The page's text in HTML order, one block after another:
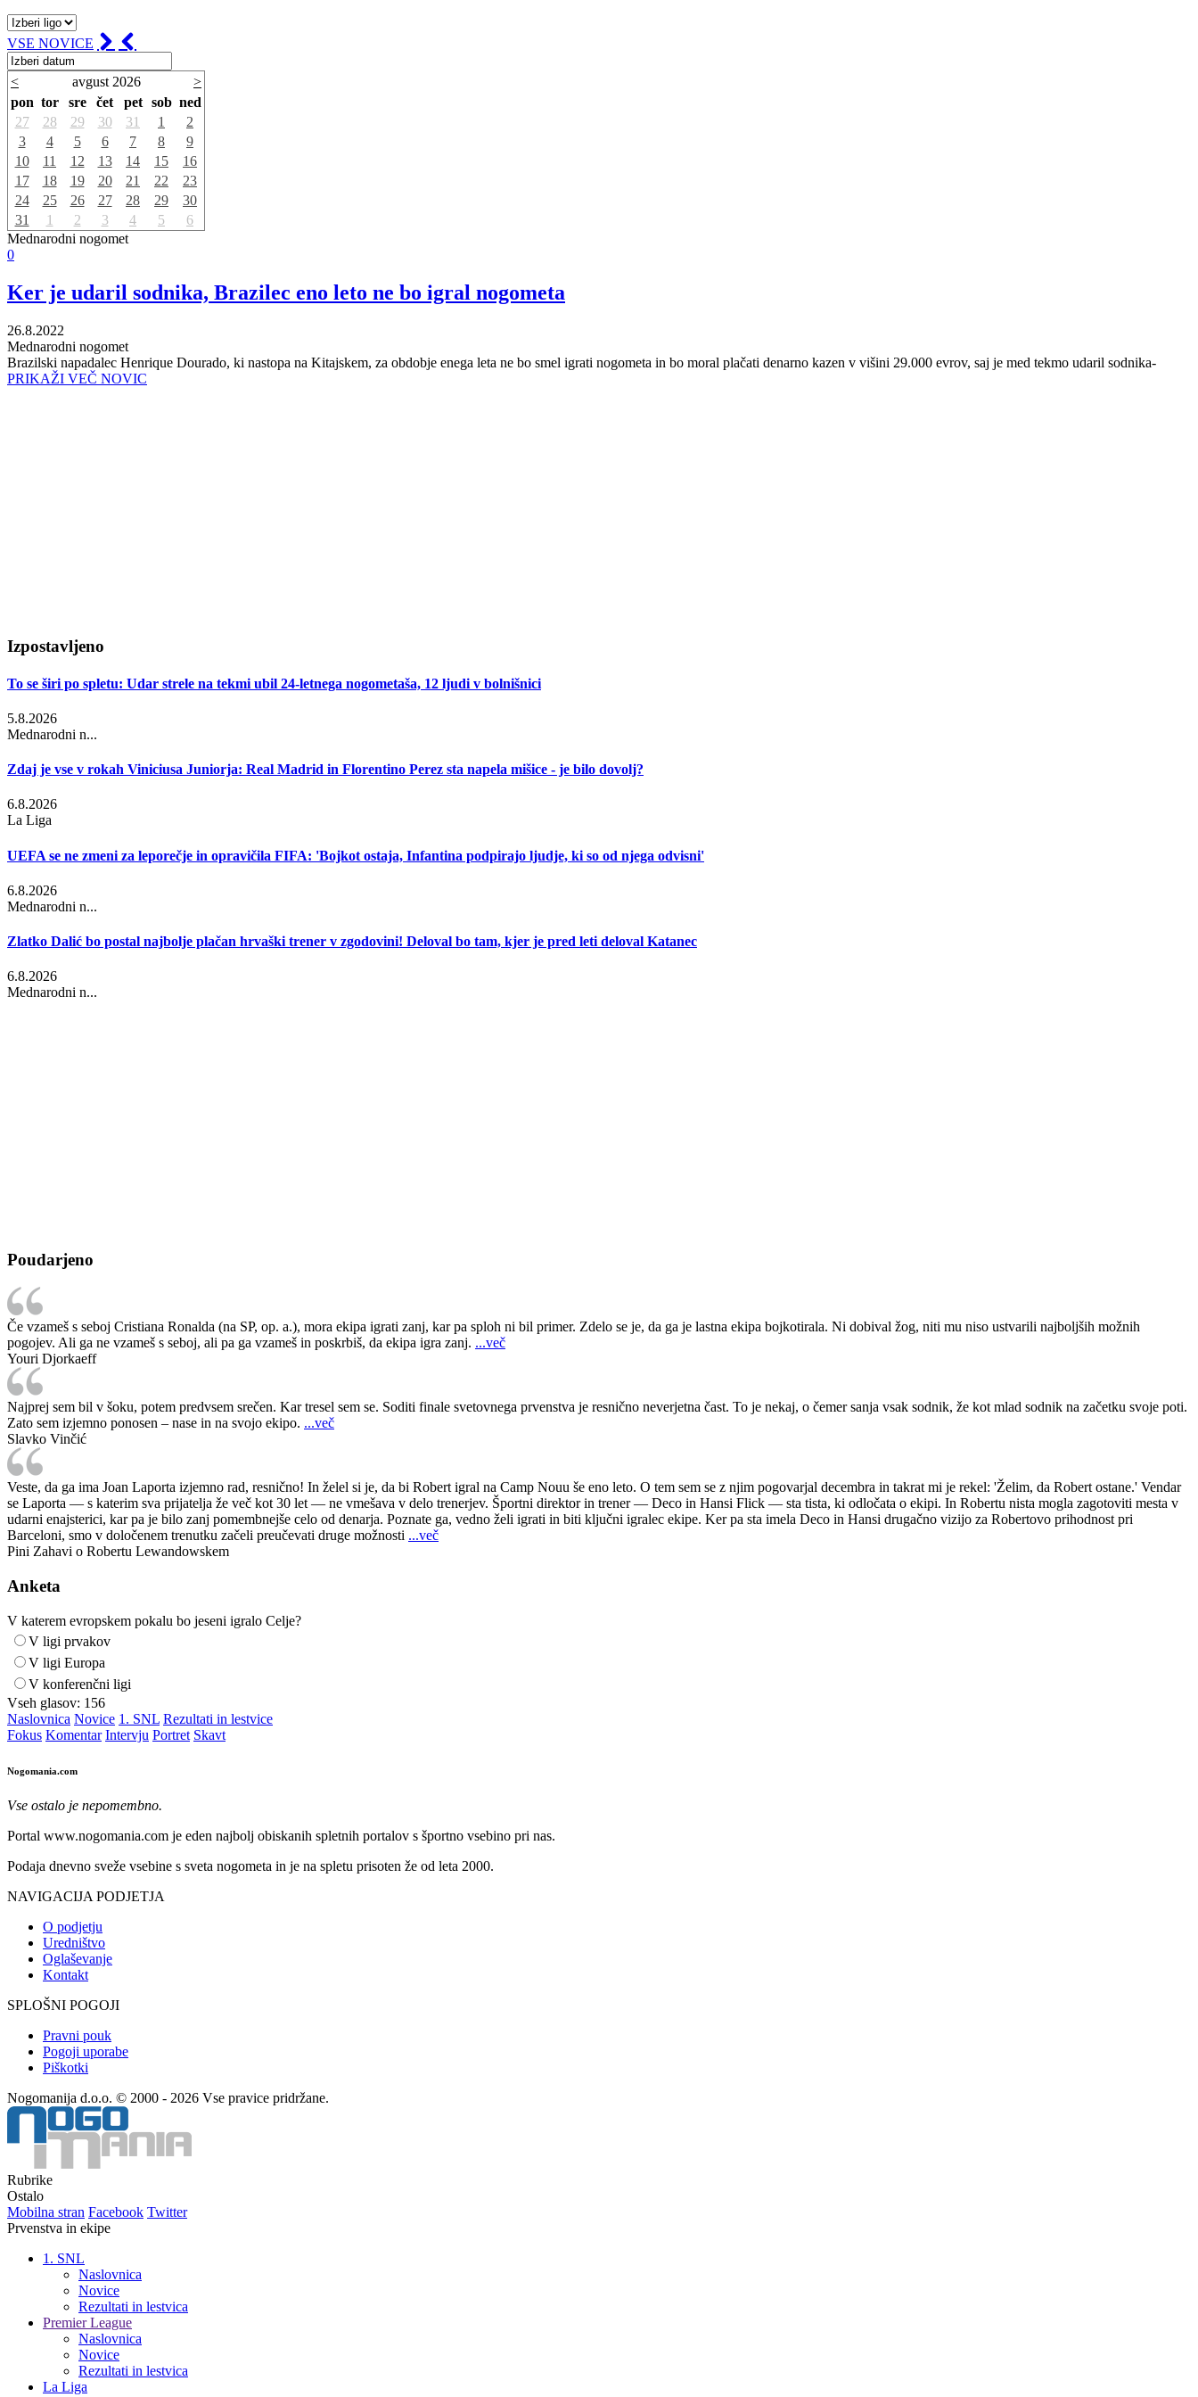
VSE NOVICE
< avgust 2026
>
pon tor sre čet pet sob ned
27
28 29 30 31 1
2
3
4 5 6 7 8
9
10
11 12 13 14 15
16
17
18 19 20 21 22
23
24
25 26 27 28 29
30
31
1 2 3 4 5
6
Mednarodni nogomet
0
Ker je udaril sodnika, Brazilec eno leto ne bo igral nogometa
26.8.2022
Mednarodni nogomet
Brazilski napadalec Henrique Dourado, ki nastopa na Kitajskem, za obdobje enega leta ne bo smel igrati nogometa in bo moral plačati denarno kazen v višini 29.000 evrov, saj je med tekmo udaril sodnika-
PRIKAŽI VEČ NOVIC
Izpostavljeno
To se širi po spletu: Udar strele na tekmi ubil 24-letnega nogometaša, 12 ljudi v bolnišnici
5.8.2026
Mednarodni n...
Zdaj je vse v rokah Viniciusa Juniorja: Real Madrid in Florentino Perez sta napela mišice - je bilo dovolj?
6.8.2026
La Liga
UEFA se ne zmeni za leporečje in opravičila FIFA: 'Bojkot ostaja, Infantina podpirajo ljudje, ki so od njega odvisni'
6.8.2026
Mednarodni n...
Zlatko Dalić bo postal najbolje plačan hrvaški trener v zgodovini! Deloval bo tam, kjer je pred leti deloval Katanec
6.8.2026
Mednarodni n...
Poudarjeno
Če vzameš s seboj Cristiana Ronalda (na SP, op. a.), mora ekipa igrati zanj, kar pa sploh ni bil primer. Zdelo se je, da ga je lastna ekipa bojkotirala. Ni dobival žog, niti mu niso ustvarili najboljših možnih
pogojev. Ali ga ne vzameš s seboj, ali pa ga vzameš in poskrbiš, da ekipa igra zanj. ...več
Youri Djorkaeff
Najprej sem bil v šoku, potem predvsem srečen. Kar tresel sem se. Soditi finale svetovnega prvenstva je resnično neverjetna čast. To je nekaj, o čemer sanja vsak sodnik, že kot mlad sodnik na začetku svoje poti.
Zato sem izjemno ponosen – nase in na svojo ekipo. ...več
Slavko Vinčić
Veste, da ga ima Joan Laporta izjemno rad, resnično! In želel si je, da bi Robert igral na Camp Nouu še eno leto. O tem sem se z njim pogovarjal decembra in takrat mi je rekel: 'Želim, da Robert ostane.' Vendar
se Laporta — s katerim sva prijatelja že več kot 30 let — ne vmešava v delo trenerjev. Športni direktor in trener — Deco in Hansi Flick — sta tista, ki odločata o ekipi. In Robertu nista mogla zagotoviti mesta v
udarni enajsterici, kar pa je bilo zanj pomembnejše celo od denarja. Poznate ga, vedno želi igrati in biti ključni igralec ekipe. Ker pa sta imela Deco in Hansi drugačno vizijo za Robertovo prihodnost pri
Barceloni, smo v določenem trenutku začeli preučevati druge možnosti ...več
Pini Zahavi o Robertu Lewandowskem
Anketa
V katerem evropskem pokalu bo jeseni igralo Celje?
V ligi prvakov
V ligi Europa
V konferenčni ligi
Vseh glasov: 156
Naslovnica Novice 1. SNL Rezultati in lestvice
Fokus Komentar Intervju Portret Skavt
Nogomania.com
Vse ostalo je nepomembno.
Portal www.nogomania.com je eden najbolj obiskanih spletnih portalov s športno vsebino pri nas.
Podaja dnevno sveže vsebine s sveta nogometa in je na spletu prisoten že od leta 2000.
NAVIGACIJA PODJETJA
O podjetju
Uredništvo
Oglaševanje
Kontakt
SPLOŠNI POGOJI
Pravni pouk
Pogoji uporabe
Piškotki
Nogomanija d.o.o. © 2000 - 2026 Vse pravice pridržane.
Rubrike
Ostalo
Mobilna stran Facebook Twitter
Prvenstva in ekipe
1. SNL
Naslovnica
Novice
Rezultati in lestvica
Premier League
Naslovnica
Novice
Rezultati in lestvica
La Liga